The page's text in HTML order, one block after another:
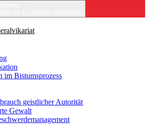
im Bistumsprozess
geistlicher Autorität
Gewalt